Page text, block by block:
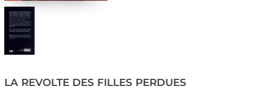
LA REVOLTE DES FILLES PERDUES